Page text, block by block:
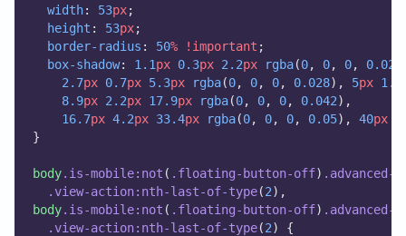
width: 53px;
height : 53px;
border-radius : 50% !important ;
box-shadow: 1.1px 0.3px 2.2px rgba(0, 0, 0, 0.02
2.7px 0.7px 5.3px rgba(0, 0, 0, 0.028), 5px 1.3
8.9px 2.2px 17.9px rgba(0, 0, 0, 0.042),
16.7px 4.2px 33.4px rgba(0, 0, 0, 0.05), 40px
}
body.is-mobile:not ( .floating-button-off) .advanced-
.view-action:nth-last-of-type(2),
body.is-mobile:not ( .floating-button-off) .advanced-
.view-action:nth-last-of-type(2) {